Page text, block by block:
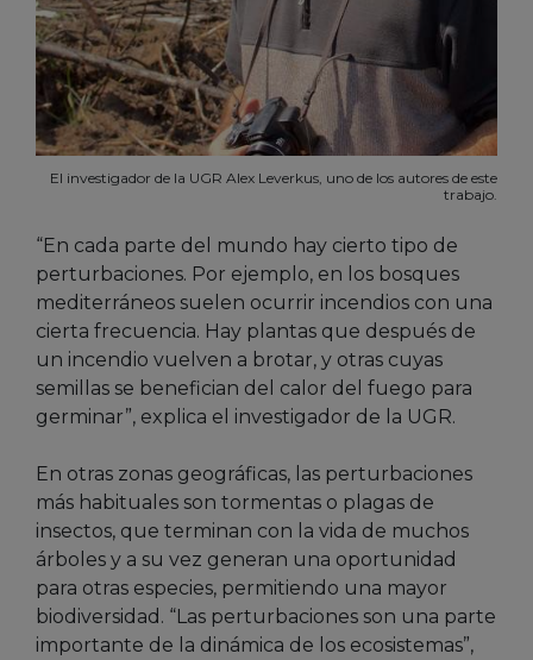
El investigador de la UGR Alex Leverkus, uno de los autores de este
trabajo.
“En cada parte del mundo hay cierto tipo de
perturbaciones. Por ejemplo, en los bosques
mediterráneos suelen ocurrir incendios con una
cierta frecuencia. Hay plantas que después de
un incendio vuelven a brotar, y otras cuyas
semillas se benefician del calor del fuego para
germinar”, explica el investigador de la UGR.
En otras zonas geográficas, las perturbaciones
más habituales son tormentas o plagas de
insectos, que terminan con la vida de muchos
árboles y a su vez generan una oportunidad
para otras especies, permitiendo una mayor
biodiversidad. “Las perturbaciones son una parte
importante de la dinámica de los ecosistemas”,